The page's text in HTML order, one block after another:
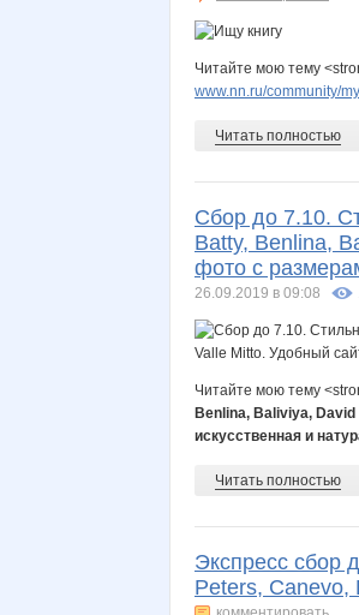
Читайте мою тему
www.nn.ru/community/
Читать полностью
Сбор до 7.10.
Batty, Benlina,
фото с
26.09.2019 в 09:08
Читайте мою тему
Benlina, Baliviya,
искусственная и
Читать полностью
Экспресс сбор
Peters, Canevo,